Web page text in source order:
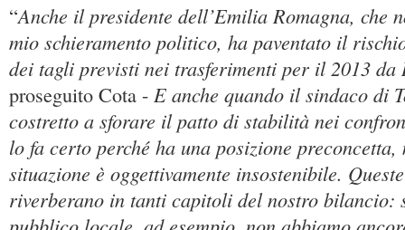
“Anche il presidente dell’Emilia Romagna, che
mio schieramento politico, ha paventato il
dei tagli previsti nei trasferimenti per il 2013 da
proseguito Cota - E anche quando il sindaco di
costretto a sforare il patto di stabilità nei
lo fa certo perché ha una posizione
situazione è oggettivamente insostenibile.
riverberano in tanti capitoli del nostro bilancio: